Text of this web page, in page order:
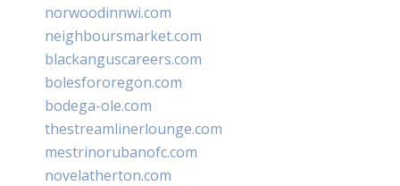
norwoodinnwi.com
neighboursmarket.com
blackanguscareers.com
bolesfororegon.com
bodega-ole.com
thestreamlinerlounge.com
mestrinorubanofc.com
novelatherton.com